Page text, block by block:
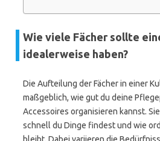
Wie viele Fächer sollte
idealerweise haben?
Die Aufteilung der Fächer in einer
maßgeblich, wie gut du deine
Accessoires organisieren kannst.
schnell du Dinge findest und wie